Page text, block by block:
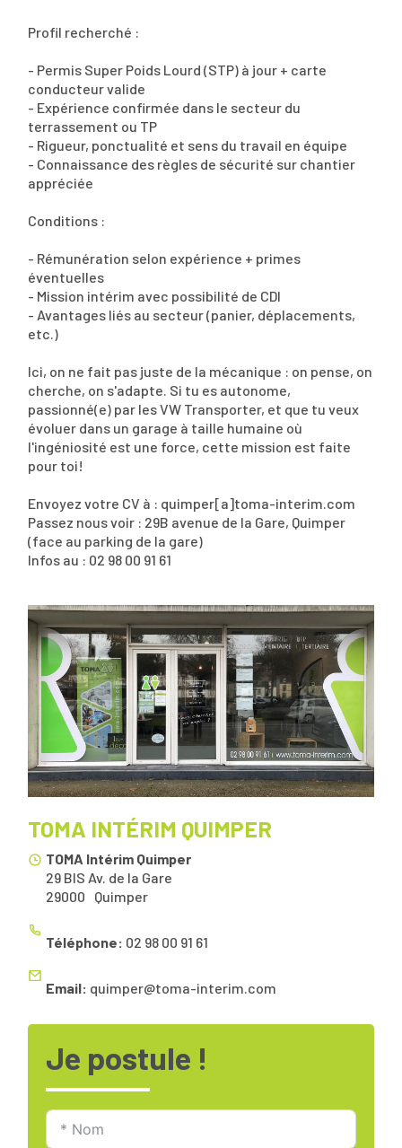
Profil recherché :
- Permis Super Poids Lourd (STP) à jour + carte
conducteur valide
- Expérience confirmée dans le secteur du
terrassement ou TP
- Rigueur, ponctualité et sens du travail en équipe
- Connaissance des règles de sécurité sur chantier
appréciée
Conditions :
- Rémunération selon expérience + primes
éventuelles
- Mission intérim avec possibilité de CDI
- Avantages liés au secteur (panier, déplacements,
etc.)
Ici, on ne fait pas juste de la mécanique : on pense, on
cherche, on s'adapte. Si tu es autonome,
passionné(e) par les VW Transporter, et que tu veux
évoluer dans un garage à taille humaine où
l'ingéniosité est une force, cette mission est faite
pour toi!
Envoyez votre CV à : quimper[a]toma-interim.com
Passez nous voir : 29B avenue de la Gare, Quimper
(face au parking de la gare)
Infos au : 02 98 00 91 61
TOMA INTÉRIM QUIMPER
TOMA Intérim Quimper
29 BIS Av. de la Gare
Quimper
29000
Téléphone: 02 98 00 91 61
Email: quimper@toma-interim.com
Je postule !